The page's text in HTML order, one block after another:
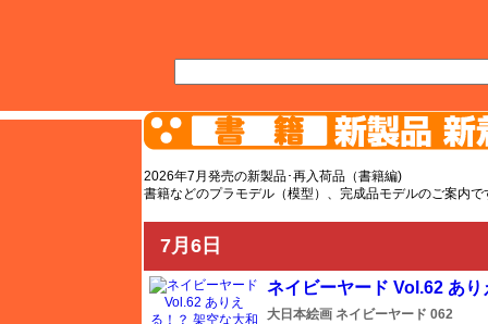
2026年7月発売の新製品･再入荷品（書籍編)
書籍などのプラモデル（模型）、完成品モデルのご案内で
7月6日
ネイビーヤード Vol.62 あ
大日本絵画 ネイビーヤード 062
TOPページへ
AFV
飛行機ページへ
艦船ページへ
バイクページへ